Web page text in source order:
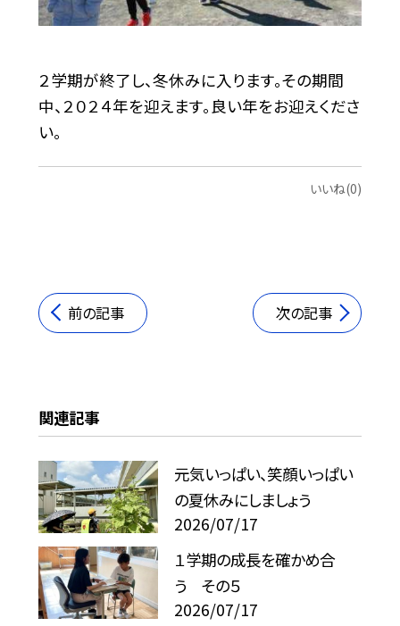
２学期が終了し、冬休みに入ります。その期間
中、２０２４年を迎えます。良い年をお迎えくださ
い。
いいね(0)
前の記事 次の記事
関連記事
元気いっぱい、笑顔いっぱい
の夏休みにしましょう
2026/07/17
１学期の成長を確かめ合
う その５
2026/07/17